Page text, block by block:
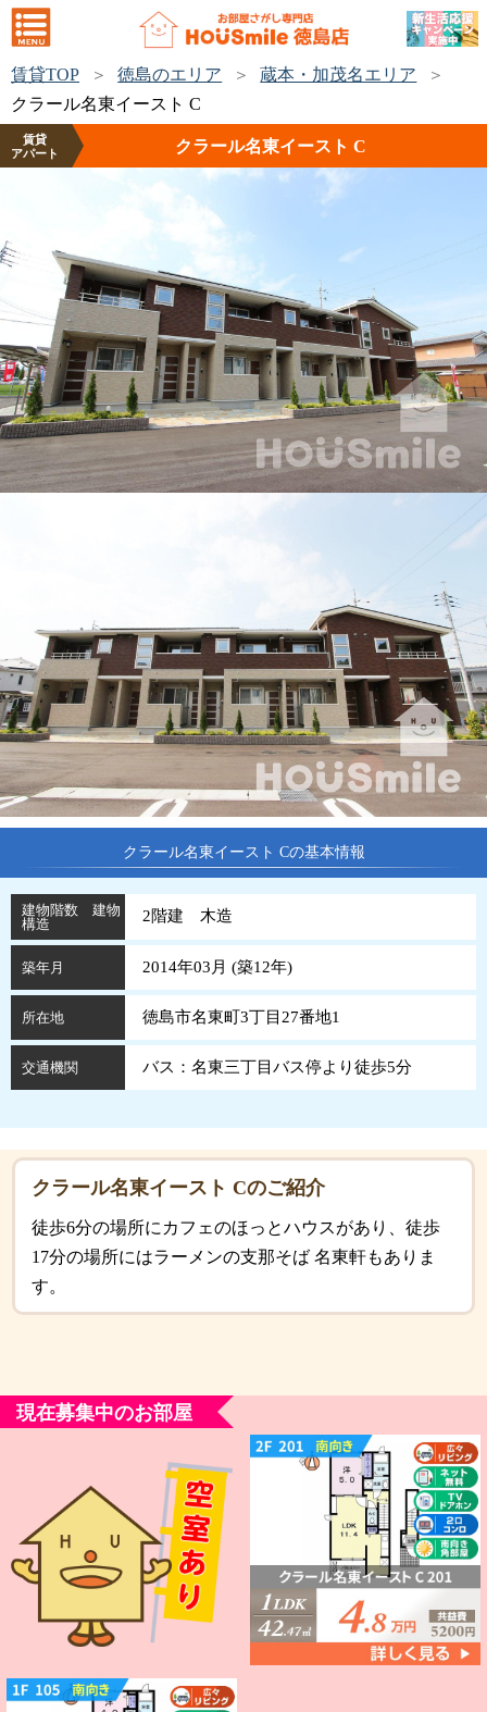
賃貸TOP 徳島のエリア
蔵本・加茂名エリア
クラール名東イースト C
賃貸
アパート
クラール名東イースト C
クラール名東イースト Cの基本情報
建物階数 建物
構造
2階建 木造
築年月 2014年03月 (築12年)
所在地 徳島市名東町3丁目27番地1
交通機関 バス：名東三丁目バス停より徒歩5分
クラール名東イースト Cのご紹介
徒歩6分の場所にカフェのほっとハウスがあり、徒歩
17分の場所にはラーメンの支那そば 名東軒もありま
す。
現在募集中のお部屋